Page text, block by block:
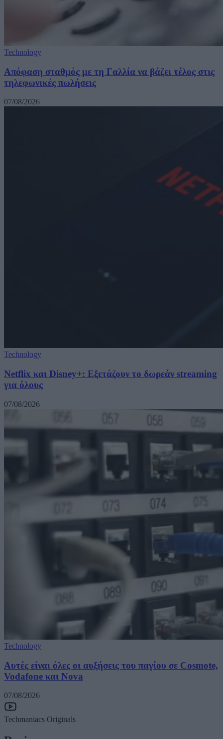
Technology
Απόφαση σταθμός με τη Γαλλία να βάζει τέλος στις
τηλεφωνικές πωλήσεις
07/08/2026
Technology
Netflix και Disney+: Εξετάζουν το δωρεάν streaming
για όλους
07/08/2026
Technology
Αυτές είναι όλες οι αυξήσεις του παγίου σε Cosmote,
Vodafone και Nova
07/08/2026
Techmaniacs Originals